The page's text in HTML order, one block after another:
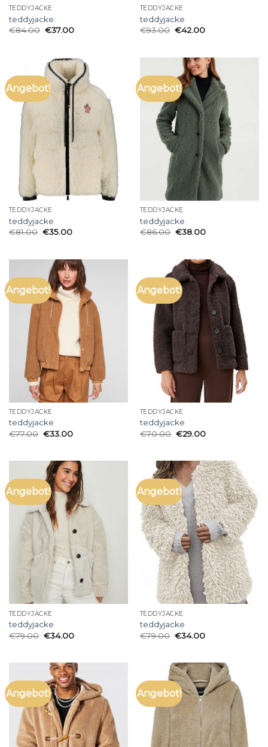
TEDDYJACKE
teddyjacke
€84.00 €37.00
TEDDYJACKE
teddyjacke
€93.00 €42.00
Angebot!
TEDDYJACKE
teddyjacke
€81.00 €35.00
Angebot!
TEDDYJACKE
teddyjacke
€86.00 €38.00
Angebot!
TEDDYJACKE
teddyjacke
€77.00 €33.00
Angebot!
TEDDYJACKE
teddyjacke
€70.00 €29.00
Angebot!
TEDDYJACKE
teddyjacke
€79.00 €34.00
Angebot!
TEDDYJACKE
teddyjacke
€79.00 €34.00
Angebot! Angebot!